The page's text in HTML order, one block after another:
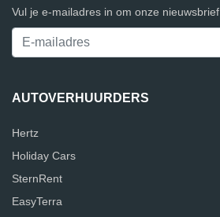
Vul je e-mailadres in om onze
AUTOVERHUURDERS
Hertz
Holiday Cars
SternRent
EasyTerra